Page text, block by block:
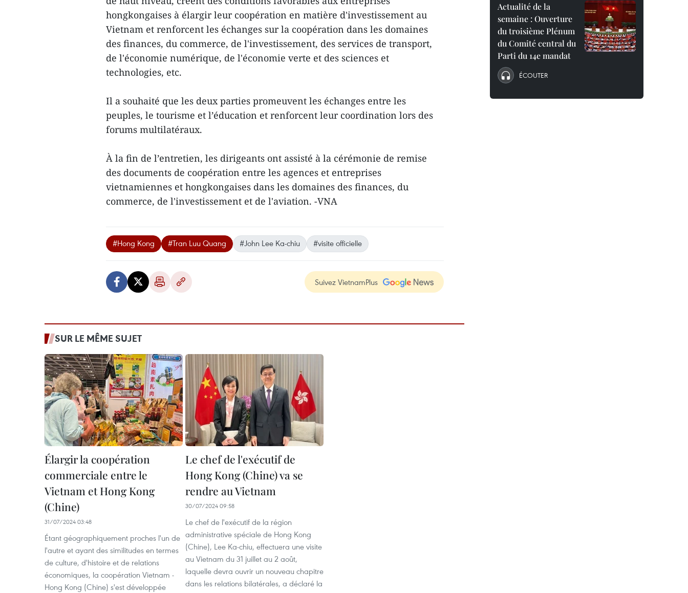
hongkongaises à élargir leur coopération en matière d'investissement au
Vietnam et renforcent les échanges sur la coopération dans les domaines
des finances, du commerce, de l'investissement, des services de transport,
de l'économie numérique, de l'économie verte et des sciences et
technologies, etc.
Il a souhaité que les deux parties promeuvent les échanges entre les
peuples, le tourisme et l’éducation et renforcent leur coordination lors des
forums multilatéraux.
À la fin de l’entretien, les dirigeants ont assisté à la cérémonie de remise
des documents de coopération entre les agences et entreprises
vietnamiennes et hongkongaises dans les domaines des finances, du
commerce, de l'investissement et de l'aviation. -VNA
#Hong Kong #Tran Luu Quang #John Lee Ka-chiu #visite officielle
Suivez VietnamPlus
SUR LE MÊME SUJET
Élargir la coopération
commerciale entre le
Vietnam et Hong Kong
(Chine)
31/07/2024 03:48
Étant géographiquement proches l'un de
l'autre et ayant des similitudes en termes
de culture, d'histoire et de relations
économiques, la coopération Vietnam -
Hong Kong (Chine) s'est développée
Le chef de l'exécutif de
Hong Kong (Chine) va se
rendre au Vietnam
30/07/2024 09:58
Le chef de l'exécutif de la région
administrative spéciale de Hong Kong
(Chine), Lee Ka-chiu, effectuera une visite
au Vietnam du 31 juillet au 2 août,
laquelle devra ouvrir un nouveau chapitre
dans les relations bilatérales, a déclaré la
Actualité de la
semaine : Ouverture
du troisième Plénum
du Comité central du
Parti du 14e mandat
ÉCOUTER